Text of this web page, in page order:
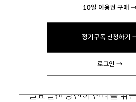
10일 이용권 구매 →
정기구독 신청하기
로그인 →
아직 집에는 가지
“일요일엔 당신이 잔디를 깎